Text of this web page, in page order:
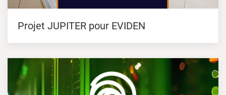
Projet JUPITER pour EVIDEN